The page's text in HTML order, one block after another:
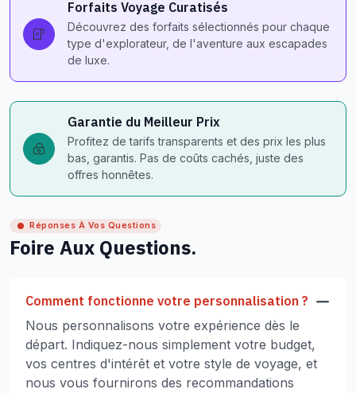
Forfaits Voyage Curatisés
Découvrez des forfaits sélectionnés pour chaque
type d'explorateur, de l'aventure aux escapades
de luxe.
Garantie du Meilleur Prix
Profitez de tarifs transparents et des prix les plus
bas, garantis. Pas de coûts cachés, juste des
offres honnêtes.
Réponses À Vos Questions
Foire Aux Questions.
Comment fonctionne votre personnalisation ?
Nous personnalisons votre expérience dès le
départ. Indiquez-nous simplement votre budget,
vos centres d'intérêt et votre style de voyage, et
nous vous fournirons des recommandations